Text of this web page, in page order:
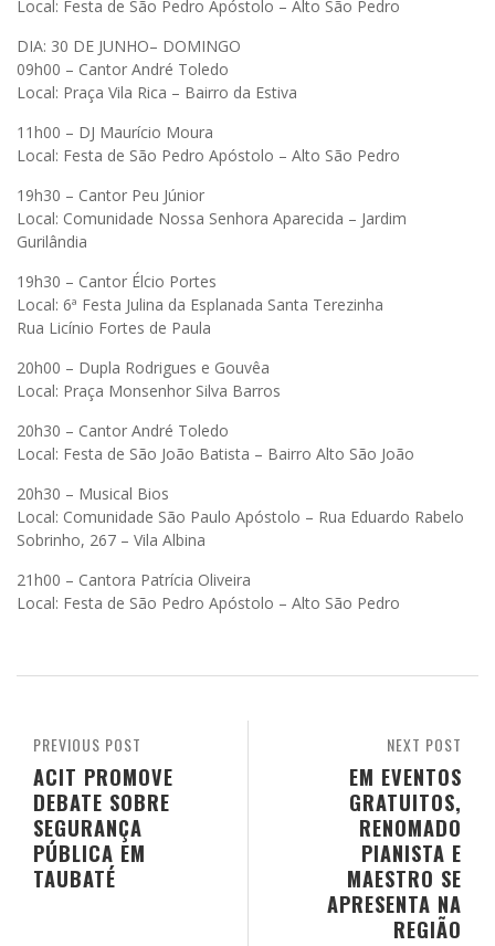
Local: Festa de São Pedro Apóstolo – Alto São Pedro
DIA: 30 DE JUNHO– DOMINGO
09h00 – Cantor André Toledo
Local: Praça Vila Rica – Bairro da Estiva
11h00 – DJ Maurício Moura
Local: Festa de São Pedro Apóstolo – Alto São Pedro
19h30 – Cantor Peu Júnior
Local: Comunidade Nossa Senhora Aparecida – Jardim
Gurilândia
19h30 – Cantor Élcio Portes
Local: 6ª Festa Julina da Esplanada Santa Terezinha
Rua Licínio Fortes de Paula
20h00 – Dupla Rodrigues e Gouvêa
Local: Praça Monsenhor Silva Barros
20h30 – Cantor André Toledo
Local: Festa de São João Batista – Bairro Alto São João
20h30 – Musical Bios
Local: Comunidade São Paulo Apóstolo – Rua Eduardo Rabelo
Sobrinho, 267 – Vila Albina
21h00 – Cantora Patrícia Oliveira
Local: Festa de São Pedro Apóstolo – Alto São Pedro
NEXT POST
EM EVENTOS
GRATUITOS,
RENOMADO
PIANISTA E
MAESTRO SE
APRESENTA NA
REGIÃO
PREVIOUS POST
ACIT PROMOVE
DEBATE SOBRE
SEGURANÇA
PÚBLICA EM
TAUBATÉ